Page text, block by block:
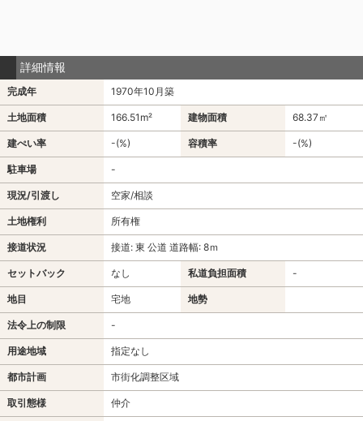
詳細情報
完成年 1970年10月築
土地面積 166.51m² 建物面積 68.37㎡
建ぺい率 -(%) 容積率 -(%)
駐車場 -
現況/引渡し 空家/相談
土地権利 所有権
接道状況 接道: 東 公道 道路幅: 8ｍ
セットバック なし 私道負担面積 -
地目 宅地 地勢
法令上の制限 -
用途地域 指定なし
都市計画 市街化調整区域
取引態様 仲介